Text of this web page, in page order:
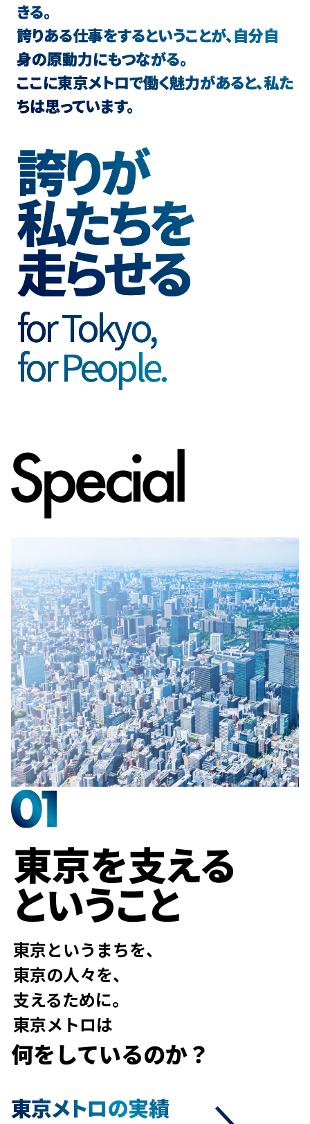
きる。
誇りある仕事をするということが、自分自
身の原動力にもつながる。
ここに東京メトロで働く魅力があると、私た
ちは思っています。
誇りが
私たちを
走らせる
for Tokyo,
for People.
東京を支える
ということ
東京というまちを、
東京の人々を、
支えるために。
東京メトロは
何をしているのか？
東京メトロの実績